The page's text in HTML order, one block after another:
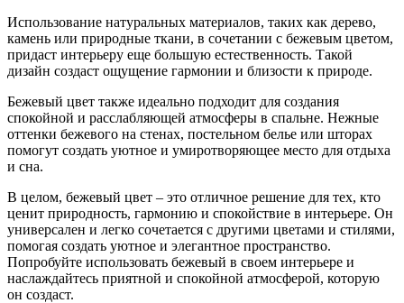
Использование натуральных материалов, таких как дерево,
камень или природные ткани, в сочетании с бежевым цветом,
придаст интерьеру еще большую естественность. Такой
дизайн создаст ощущение гармонии и близости к природе.
Бежевый цвет также идеально подходит для создания
спокойной и расслабляющей атмосферы в спальне. Нежные
оттенки бежевого на стенах, постельном белье или шторах
помогут создать уютное и умиротворяющее место для отдыха
и сна.
В целом, бежевый цвет – это отличное решение для тех, кто
ценит природность, гармонию и спокойствие в интерьере. Он
универсален и легко сочетается с другими цветами и стилями,
помогая создать уютное и элегантное пространство.
Попробуйте использовать бежевый в своем интерьере и
наслаждайтесь приятной и спокойной атмосферой, которую
он создаст.